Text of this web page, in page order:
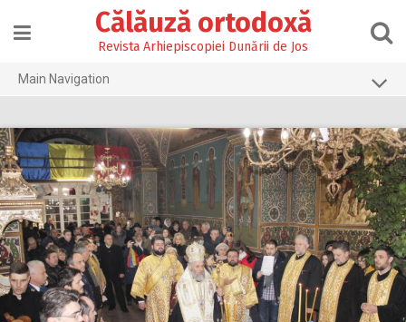
content
Călăuză ortodoxă
Revista Arhiepiscopiei Dunării de Jos
Main Navigation
2026
2025
2024
2023
2022
2021